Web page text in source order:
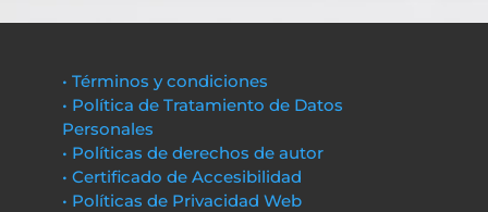
• Términos y condiciones
• Política de Tratamiento de Datos
Personales
• Políticas de derechos de autor
• Certificado de Accesibilidad
• Políticas de Privacidad Web